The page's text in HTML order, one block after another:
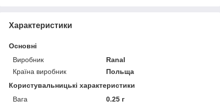
Характеристики
Основні
Виробник
Ranal
Країна виробник
Польща
Користувальницькі характеристики
Вага
0.25 г